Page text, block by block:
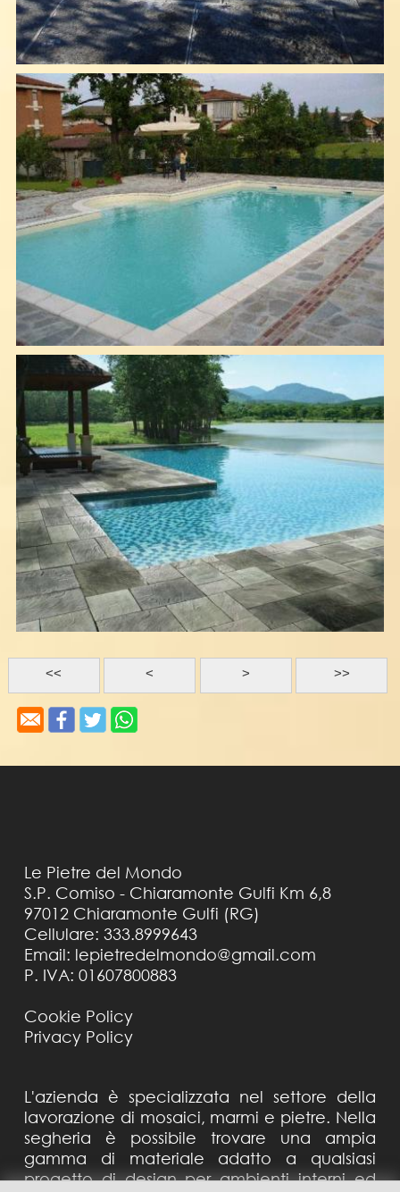
<< < > >>
Le Pietre del Mondo
S.P. Comiso - Chiaramonte Gulfi Km 6,8
97012 Chiaramonte Gulfi (RG)
Cellulare: 333.8999643
Email: lepietredelmondo@gmail.com
P. IVA: 01607800883
Cookie Policy
Privacy Policy
L'azienda è specializzata nel settore della
lavorazione di mosaici, marmi e pietre. Nella
segheria è possibile trovare una ampia
gamma di materiale adatto a qualsiasi
progetto di design per ambienti interni ed